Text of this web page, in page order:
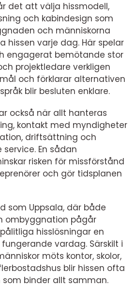
det att välja hissmodell,
och kabindesign som
och människorna
hissen varje dag. Här spelar
engagerat bemötande stor
projektledare verkligen
och förklarar alternativen
blir besluten enklare.
också när allt hanteras
kontakt med myndigheter
driftsättning och
En sådan
risken för missförstånd
och gör tidsplanen
som Uppsala, där både
ombyggnation pågår
hisslösningar en
vardag. Särskilt i
möts kontor, skolor,
blir hissen ofta
binder allt samman.